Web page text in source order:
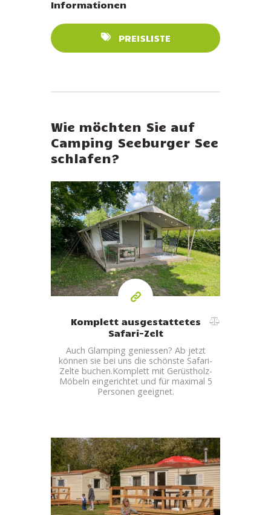
Informationen
PREISLISTE
Wie möchten Sie auf
Camping Seeburger See
schlafen?
Komplett ausgestattetes
Safari-Zelt
Auch Glamping geniessen? Ab jetzt
können sie bei uns die schönste Safari-
Zelte buchen.Komplett mit Gerüstholz-
Möbeln eingerichtet und für maximal 5
Personen geeignet.